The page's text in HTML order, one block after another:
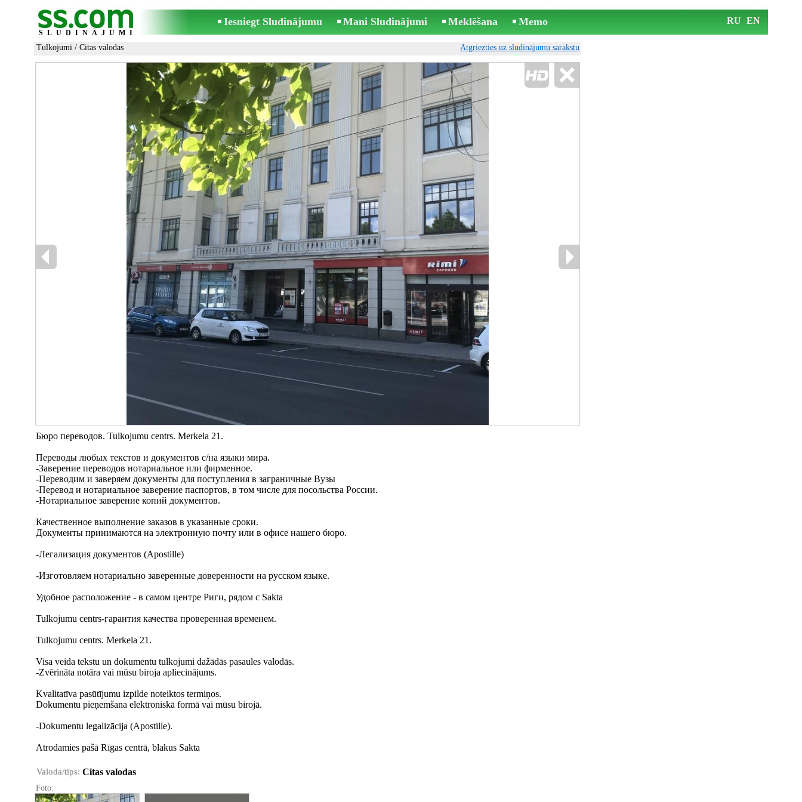
SLUDINĀJUMI
Iesniegt Sludinājumu Mani Sludinājumi Meklēšana Memo RU EN
Tulkojumi / Citas valodas Atgriezties uz sludinājumu sarakstu
Бюро переводов. Tulkojumu centrs. Merkela 21.
Переводы любых текстов и документов c/на языки мира.
-Заверение переводов нотариальное или фирменное.
-Переводим и заверяем документы для поступления в заграничные Вузы
-Перевод и нотариальное заверение паспортов, в том числе для посольства России.
-Нотариальное заверение копий документов.
Качественное выполнение заказов в указанные сроки.
Документы принимаются на электронную почту или в офисе нашего бюро.
-Легализация документов (Apostille)
-Изготовляем нотариально заверенные доверенности на русском языке.
Удобное расположение - в самом центре Риги, рядом с Sakta
Tulkojumu centrs-гарантия качества проверенная временем.
Tulkojumu centrs. Merkela 21.
Visa veida tekstu un dokumentu tulkojumi dažādās pasaules valodās.
-Zvērināta notāra vai mūsu biroja apliecinājums.
Kvalitatīva pasūtījumu izpilde noteiktos termiņos.
Dokumentu pieņemšana elektroniskā formā vai mūsu birojā.
-Dokumentu legalizācija (Apostille).
Atrodamies pašā Rīgas centrā, blakus Sakta
Valoda/tips: Citas valodas
Foto: